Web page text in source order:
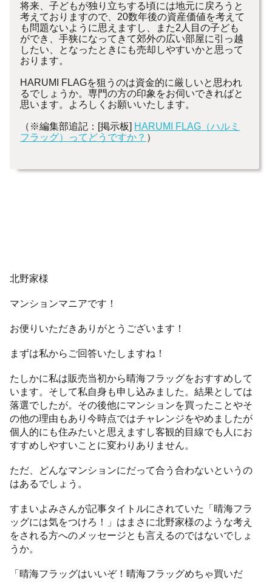
将来、子どもが独り立ちする頃には地元に戻ろうと
考えておりますので、20数年後の資産価値を考えて
も問題ないように思えますし、また2人目の子ども
ができ、手狭になってきて郊外の広い部屋に引っ越
したい、となったときにも売却しやすいかと思って
おります。
HARUMI FLAGを狙うのは資金的に厳しいと思われ
るでしょうか。専門の方の印象をお伺いできればと
思います。よろしくお願いいたします。
（※編集部追記：[掲示板] HARUMI FLAG（ハルミ
フラッグ）ってどうですか？ ）
北野家様
マンションマニアです！
お便りいただきありがとうございます！
まずは私からご回答いたしますね！
たしかに私は販売当初から晴海フラッグをおすすめして
います。そして私自身も申し込みました。結果としては
落選でしたが。その後他にマンションを買ったことやそ
の他の理由もあり今時点ではチャレンジをやめましたが
個人的にも住みたいと思えますし客観的目線でも人にお
すすめしやすいことに変わりありません。
ただ、どんなマンションにだって合う合わないというの
はあるでしょう。
すまいよみさんが記事タイトルにされていた「晴海フラ
ッグには気をつけろ！」はまさに北野家様のような考え
をされる方へのメッセージとも言えるのではないでしょ
うか。
「晴海フラッグはいいぞ！晴海フラッグめちゃ買いだ